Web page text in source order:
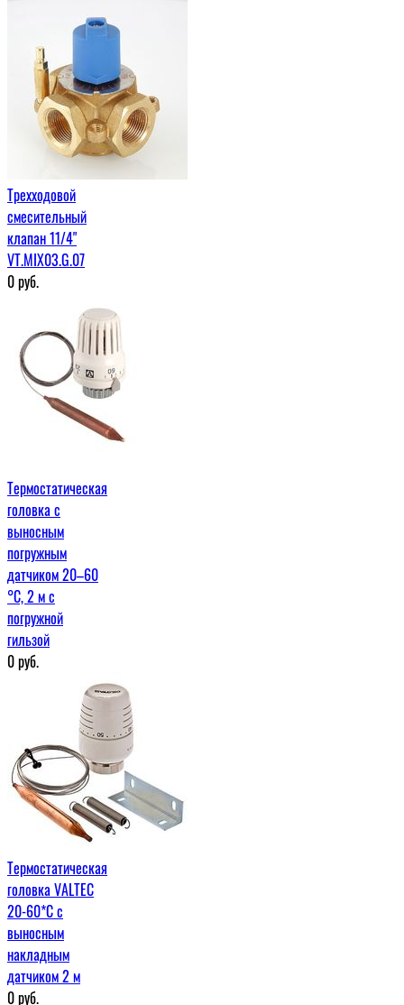
Трехходовой
смесительный
клапан 11/4"
VT.MIX03.G.07
0руб.
Термостатическая
головка с
выносным
погружным
датчиком 20–60
°С, 2 м c
погружной
гильзой
0руб.
Термостатическая
головка VALTEC
20-60*C с
выносным
накладным
датчиком 2 м
0руб.